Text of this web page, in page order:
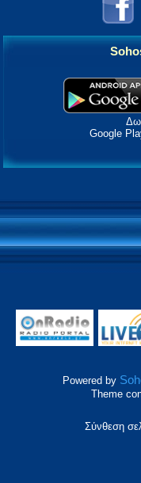
Google
Powered by
Theme
Σύνθεση